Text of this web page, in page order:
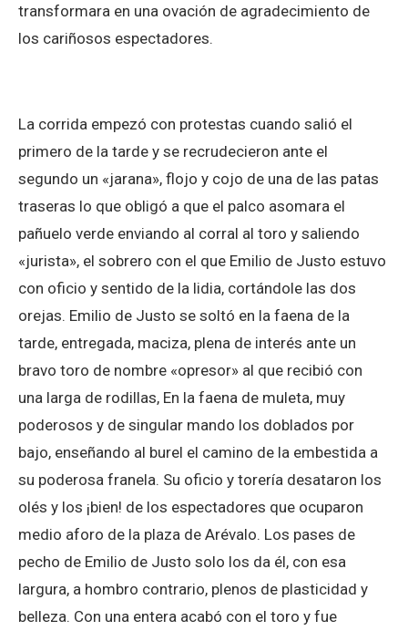
transformara en una ovación de agradecimiento de
los cariñosos espectadores.
La corrida empezó con protestas cuando salió el
primero de la tarde y se recrudecieron ante el
segundo un «jarana», flojo y cojo de una de las patas
traseras lo que obligó a que el palco asomara el
pañuelo verde enviando al corral al toro y saliendo
«jurista», el sobrero con el que Emilio de Justo estuvo
con oficio y sentido de la lidia, cortándole las dos
orejas. Emilio de Justo se soltó en la faena de la
tarde, entregada, maciza, plena de interés ante un
bravo toro de nombre «opresor» al que recibió con
una larga de rodillas, En la faena de muleta, muy
poderosos y de singular mando los doblados por
bajo, enseñando al burel el camino de la embestida a
su poderosa franela. Su oficio y torería desataron los
olés y los ¡bien! de los espectadores que ocuparon
medio aforo de la plaza de Arévalo. Los pases de
pecho de Emilio de Justo solo los da él, con esa
largura, a hombro contrario, plenos de plasticidad y
belleza. Con una entera acabó con el toro y fue